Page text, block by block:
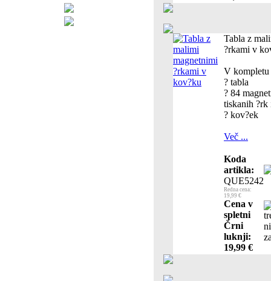
Tabla z
?rkami v
V kompletu
? tabla
? 84
tiskanih ?rk
? kov?ek
Več ...
Koda
artikla:
QUE5242
Redna cena:
19,99 €
Cena v
spletni
Črni
luknji:
19,99 €